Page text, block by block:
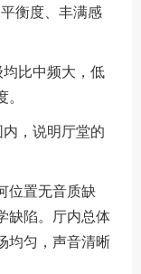
衡度、丰满感
比中频大，低
，说明厅堂的
位置无音质缺
缺陷。厅内总体
均匀，声音清晰